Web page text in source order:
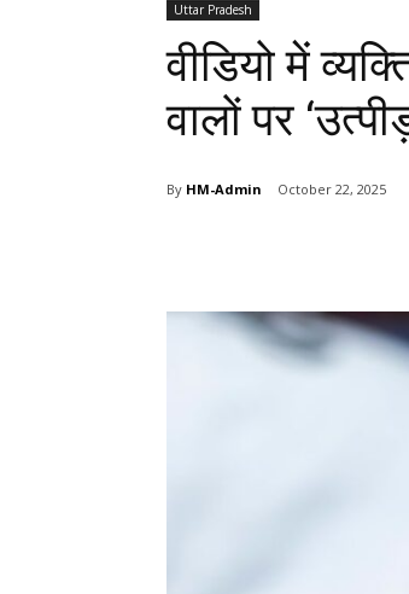
Uttar Pradesh
वीडियो में
वालों पर
By HM-Admin October 22, 2025